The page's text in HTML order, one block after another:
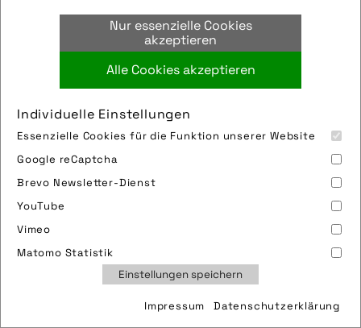
Nur essenzielle Cookies
akzeptieren
Alle Cookies akzeptieren
Individuelle Einstellungen
Essenzielle Cookies für die Funktion unserer Website
Google reCaptcha
Brevo Newsletter-Dienst
YouTube
Vimeo
Matomo Statistik
Einstellungen speichern
Impressum Datenschutzerklärung
Quelle/Source [´www.flyer-bikes.com | pd-f´]